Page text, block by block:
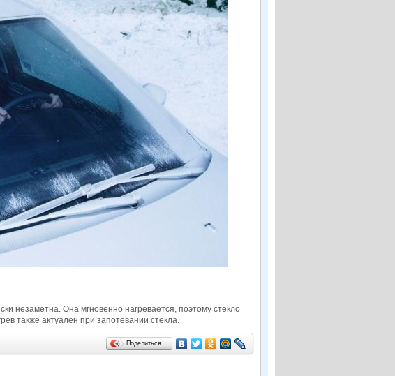
незаметна. Она мгновенно нагревается, поэтому стекло
также актуален при запотевании стекла.
Поделиться…